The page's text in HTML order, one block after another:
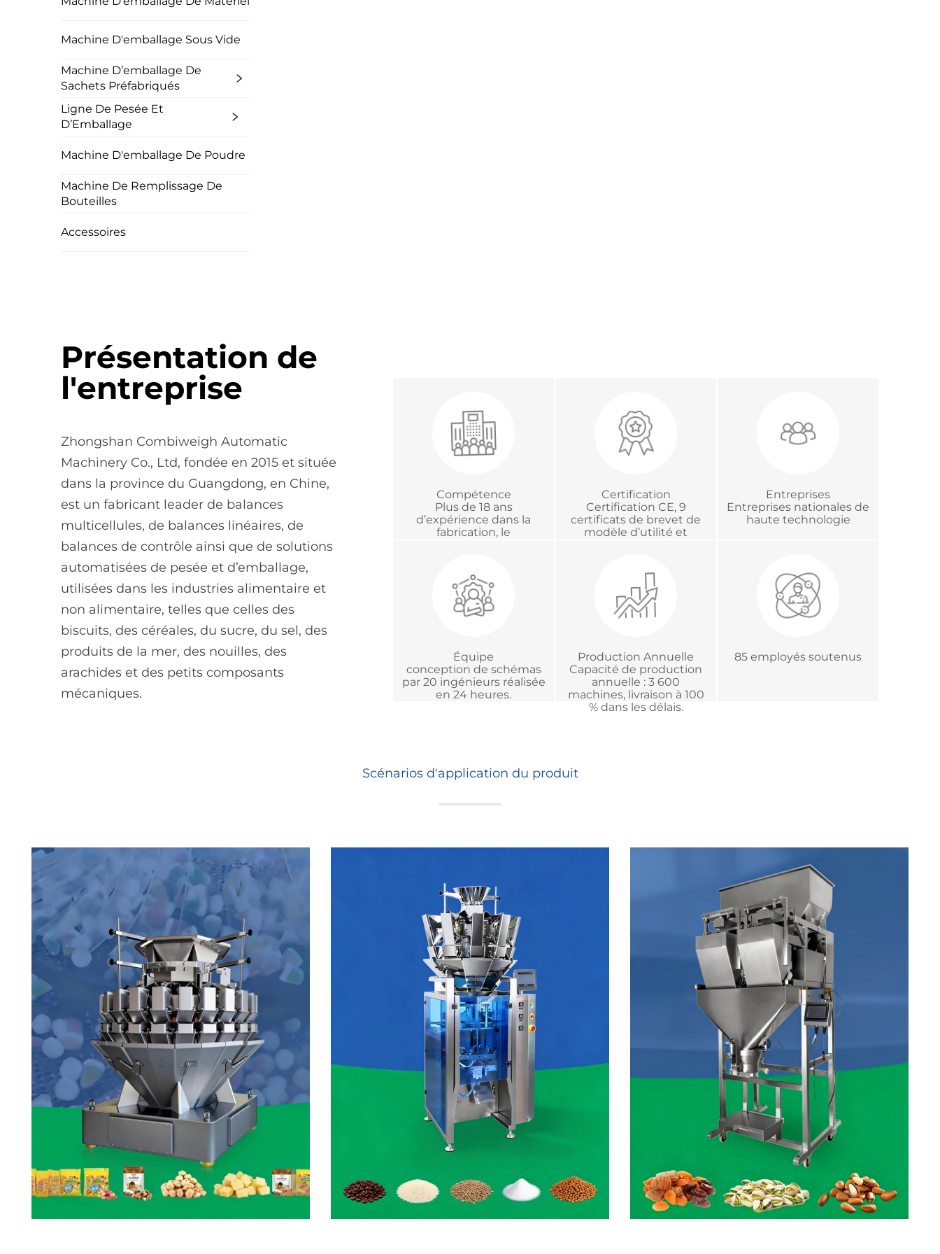
Machine D'emballage Sous Vide
Machine D’emballage De
Sachets Préfabriqués
Ligne De Pesée Et
D’Emballage
Machine D'emballage De Poudre
Machine De Remplissage De
Bouteilles
Accessoires
Présentation de
l'entreprise
Zhongshan Combiweigh Automatic
Machinery Co., Ltd, fondée en 2015 et située
dans la province du Guangdong, en Chine,
est un fabricant leader de balances
multicellules, de balances linéaires, de
balances de contrôle ainsi que de solutions
automatisées de pesée et d’emballage,
utilisées dans les industries alimentaire et
non alimentaire, telles que celles des
biscuits, des céréales, du sucre, du sel, des
produits de la mer, des nouilles, des
arachides et des petits composants
mécaniques.
Compétence
Plus de 18 ans
d’expérience dans la
fabrication, le
ODM
Certification
Certification CE, 9
certificats de brevet de
modèle d’utilité et
métrologique.
Entreprises
Entreprises nationales de
haute technologie
Équipe
conception de schémas
par 20 ingénieurs réalisée
en 24 heures.
Production Annuelle
Capacité de production
annuelle : 3 600
machines, livraison à 100
% dans les délais.
85 employés soutenus
Scénarios d'application du produit